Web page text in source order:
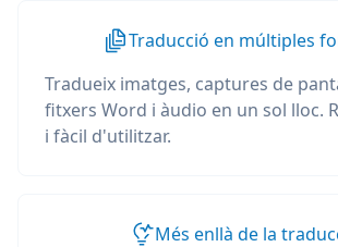
Traducció en múltiples
Tradueix imatges, captures de
fitxers Word i àudio en un sol lloc.
i fàcil d'utilitzar.
Més enllà de la